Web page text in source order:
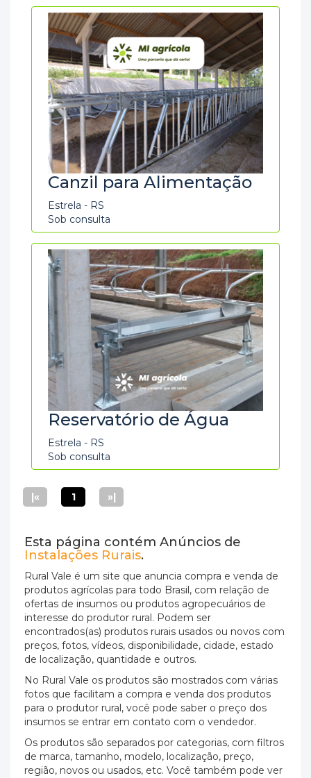
Canzil para Alimentação
Estrela - RS
Sob consulta
Reservatório de Água
Estrela - RS
Sob consulta
|« 1 »|
Esta página contém Anúncios de
Instalações Rurais.
Rural Vale é um site que anuncia compra e venda de
produtos agrícolas para todo Brasil, com relação de
ofertas de insumos ou produtos agropecuários de
interesse do produtor rural. Podem ser
encontrados(as) produtos rurais usados ou novos com
preços, fotos, vídeos, disponibilidade, cidade, estado
de localização, quantidade e outros.
No Rural Vale os produtos são mostrados com várias
fotos que facilitam a compra e venda dos produtos
para o produtor rural, você pode saber o preço dos
insumos se entrar em contato com o vendedor.
Os produtos são separados por categorias, com filtros
de marca, tamanho, modelo, localização, preço,
região, novos ou usados, etc. Você também pode ver